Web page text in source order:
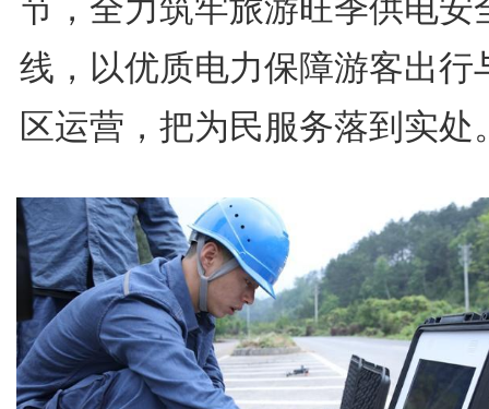
节，全力筑牢旅游旺季供电安
线，以优质电力保障游客出行
区运营，把为民服务落到实处